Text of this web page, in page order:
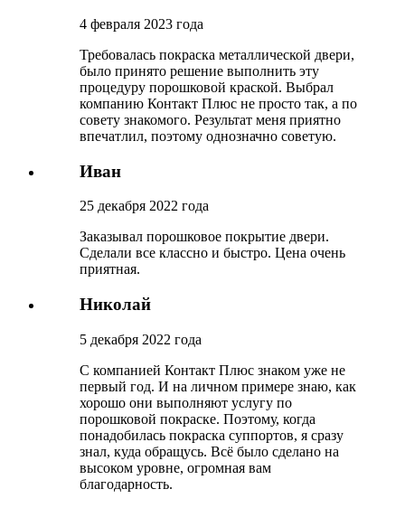
4 февраля 2023 года
Требовалась покраска металлической двери,
было принято решение выполнить эту
процедуру порошковой краской. Выбрал
компанию Контакт Плюс не просто так, а по
совету знакомого. Результат меня приятно
впечатлил, поэтому однозначно советую.
Иван
25 декабря 2022 года
Заказывал порошковое покрытие двери.
Сделали все классно и быстро. Цена очень
приятная.
Николай
5 декабря 2022 года
С компанией Контакт Плюс знаком уже не
первый год. И на личном примере знаю, как
хорошо они выполняют услугу по
порошковой покраске. Поэтому, когда
понадобилась покраска суппортов, я сразу
знал, куда обращусь. Всё было сделано на
высоком уровне, огромная вам
благодарность.